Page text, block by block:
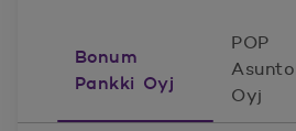
Bonum
Pankki Oyj
POP
Oyj